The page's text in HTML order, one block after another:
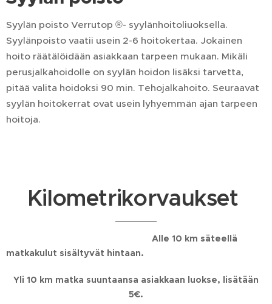
Syylän poisto Verrutop ®- syylänhoitoliuoksella.
Syylänpoisto vaatii usein 2-6 hoitokertaa. Jokainen
hoito räätälöidään asiakkaan tarpeen mukaan. Mikäli
perusjalkahoidolle on syylän hoidon lisäksi tarvetta,
pitää valita hoidoksi 90 min. Tehojalkahoito. Seuraavat
syylän hoitokerrat ovat usein lyhyemmän ajan tarpeen
hoitoja.
Kilometrikorvaukset
Alle 10 km säteellä
matkakulut sisältyvät hintaan.
Yli 10 km matka suuntaansa asiakkaan luokse, lisätään
5€.